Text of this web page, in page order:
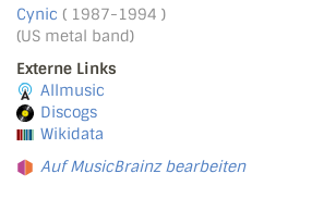
Cynic ( 1987-1994 )
(US metal band)
Externe Links
Allmusic
Discogs
Wikidata
Auf MusicBrainz bearbeiten